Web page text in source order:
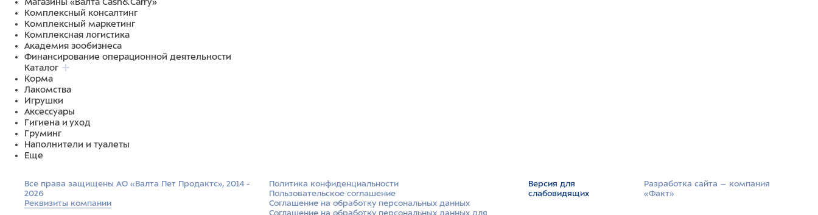
Комплексный консалтинг
Комплексный маркетинг
Комплексная логистика
Академия зообизнеса
Финансирование операционной деятельности
Каталог
Корма
Лакомства
Игрушки
Аксессуары
Гигиена и уход
Груминг
Наполнители и туалеты
Еще
Все права защищены АО «Валта Пет Продактс», 2014 -
2026
Реквизиты компании
Политика конфиденциальности
Пользовательское соглашение
Соглашение на обработку персональных данных
Соглашение на обработку персональных данных для
Версия для
слабовидящих
Разработка сайта –­ компания
«Факт»